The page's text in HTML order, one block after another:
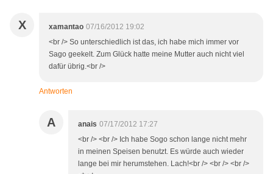
X xamantao 07/16/2012 19:02
<br /> So unterschiedlich ist das, ich habe mich immer vor
Sago geekelt. Zum Glück hatte meine Mutter auch nicht viel
dafür übrig.<br />
Antworten
A anais 07/17/2012 17:27
<br /> <br /> Ich habe Sogo schon lange nicht mehr
in meinen Speisen benutzt. Es würde auch wieder
lange bei mir herumstehen. Lach!<br /> <br /> <br />